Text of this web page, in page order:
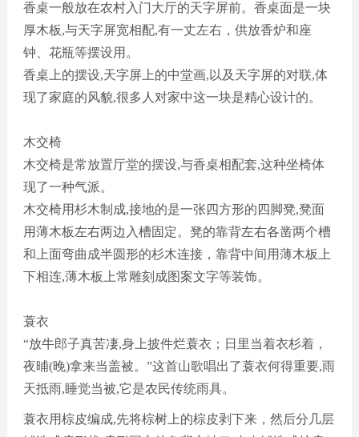
香桌一般放在农村入门大厅的天字屏前。香桌面是一块
厚木板,与天字屏宽相配,有一丈左右，供放香炉和座
钟、花瓶等摆设用。
香桌上的摆设,天字屏上的中堂画,以及天字屏的对联,体
现了家庭的风貌,很多人对家中这一块是精心设计的。
木交椅
木交椅是常放置厅堂的摆设,与香桌相配套,这种坐椅体
现了一种气派。
木交椅用杉木制成,接地的是一张四方形的四脚凳,凳面
用薄木板左右两边入槽固定。凳的靠背左右各凿两个槽
和上面弯曲成半圆形的杉木连接，靠背中间用薄木板上
下相连,薄木板上常雕刻成图案文字等装饰。
蓑衣
“放牛郎子真苦凄,身上披件烂蓑衣 ； 日里当着衣杉着，
夜晡(晚)拿来当盖被。”这首山歌唱出了蓑衣何得重要,雨
天抵雨,睡觉当被,它是农民传统雨具。
蓑衣用棕皮编成,先将棕树上的棕皮剥下来，然后分几层